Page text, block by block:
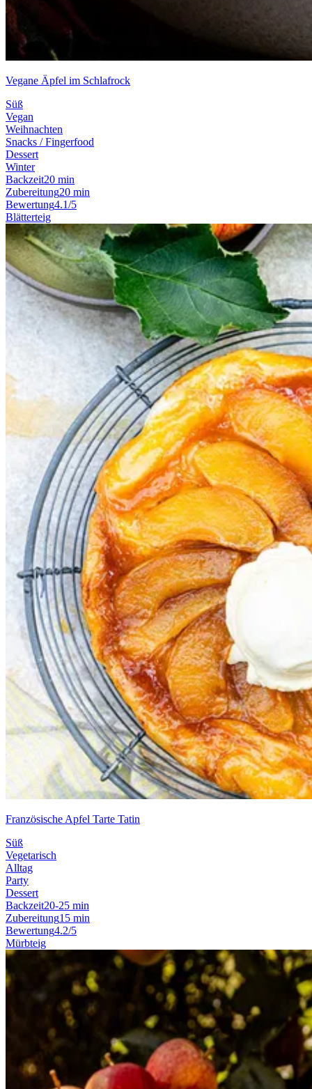
Vegane Äpfel im Schlafrock
Süß
Vegan
Weihnachten
Snacks / Fingerfood
Dessert
Winter
Backzeit20 min
Zubereitung20 min
Bewertung4.1/5
Blätterteig
Französische Apfel Tarte Tatin
Süß
Vegetarisch
Alltag
Party
Dessert
Backzeit20-25 min
Zubereitung15 min
Bewertung4.2/5
Mürbteig